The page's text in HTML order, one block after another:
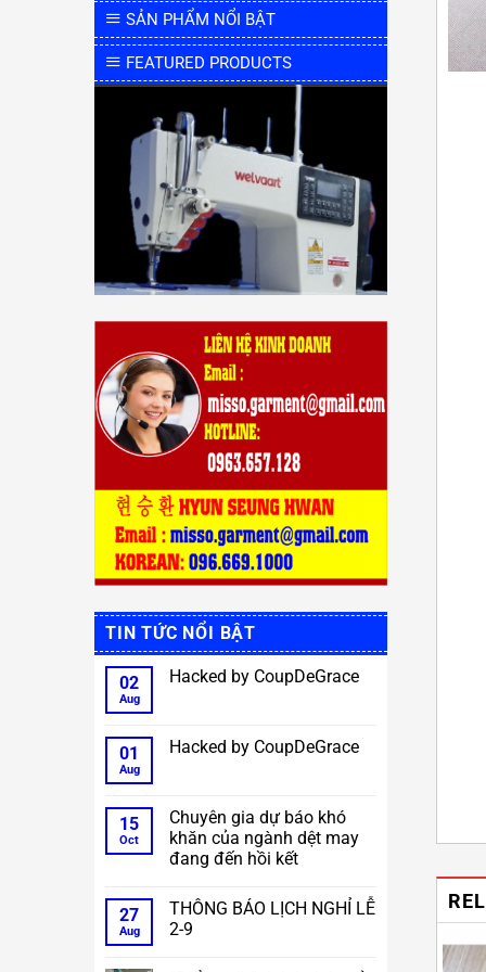
SẢN PHẨM NỔI BẬT
FEATURED PRODUCTS
TIN TỨC NỔI BẬT
02
Aug
Hacked by CoupDeGrace
Hacked
by
01
Aug
Hacked by CoupDeGrace
Hacked
by
CoupDeGrace
15
Oct
Chuyên gia dự báo khó
khăn của ngành dệt may
đang đến hồi kết
Comments
Chuyên
gia
27
Aug
THÔNG BÁO LỊCH NGHỈ LỄ
2-9